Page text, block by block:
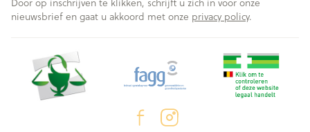
nieuwsbrief en gaat u akkoord met onze privacy policy.